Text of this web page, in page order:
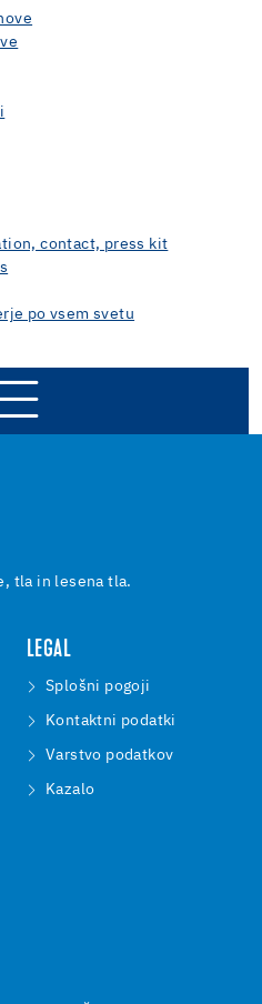
contact, press kit
po vsem svetu
tla in lesena tla.
LEGAL
Splošni pogoji
Kontaktni podatki
Varstvo podatkov
Kazalo